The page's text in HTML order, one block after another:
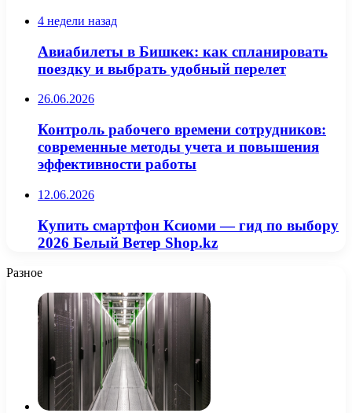
4 недели назад
Авиабилеты в Бишкек: как спланировать
поездку и выбрать удобный перелет
26.06.2026
Контроль рабочего времени сотрудников:
современные методы учета и повышения
эффективности работы
12.06.2026
Купить смартфон Ксиоми — гид по выбору
2026 Белый Ветер Shop.kz
Разное